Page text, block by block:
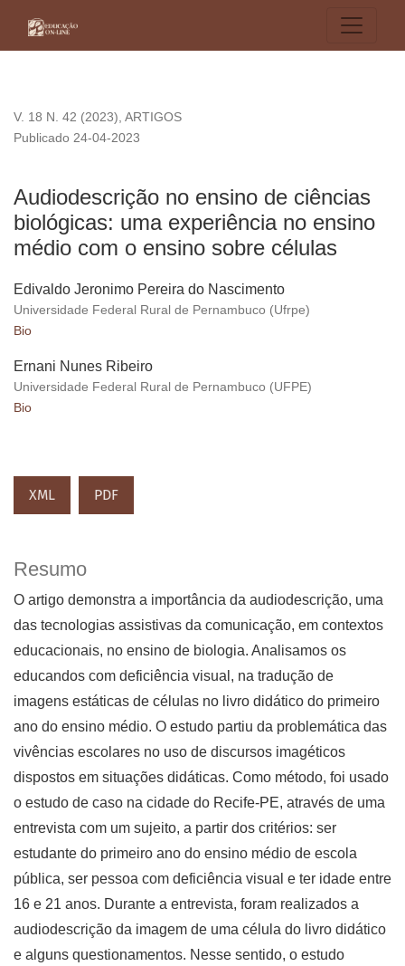
V. 18 N. 42 (2023), ARTIGOS
Audiodescrição no ensino de ciências
biológicas: uma experiência no ensino
médio com o ensino sobre células
Publicado 24-04-2023
Edivaldo Jeronimo Pereira do Nascimento
Universidade Federal Rural de Pernambuco (Ufrpe)
Bio
Ernani Nunes Ribeiro
Universidade Federal Rural de Pernambuco (UFPE)
Bio
XML PDF
Resumo
O artigo demonstra a importância da audiodescrição, uma
das tecnologias assistivas da comunicação, em contextos
educacionais, no ensino de biologia. Analisamos os
educandos com deficiência visual, na tradução de
imagens estáticas de células no livro didático do primeiro
ano do ensino médio. O estudo partiu da problemática das
vivências escolares no uso de discursos imagéticos
dispostos em situações didáticas. Como método, foi usado
o estudo de caso na cidade do Recife-PE, através de uma
entrevista com um sujeito, a partir dos critérios: ser
estudante do primeiro ano do ensino médio de escola
pública, ser pessoa com deficiência visual e ter idade entre
16 e 21 anos. Durante a entrevista, foram realizados a
audiodescrição da imagem de uma célula do livro didático
e alguns questionamentos. Nesse sentido, o estudo